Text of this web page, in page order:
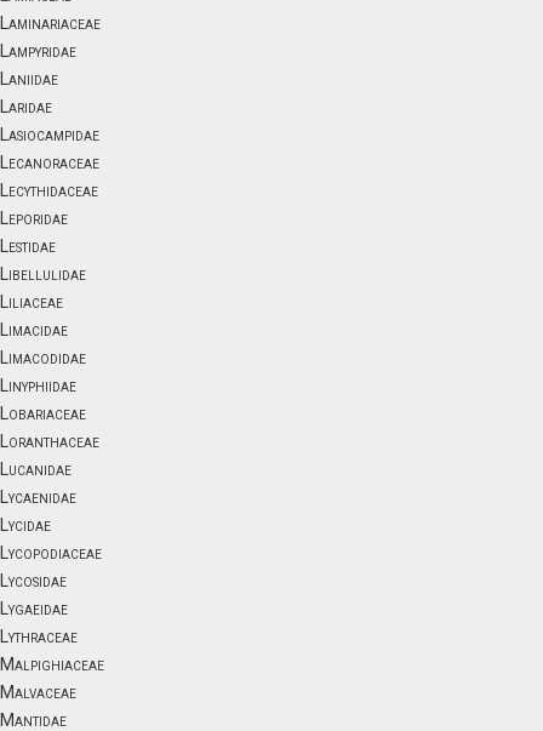
Laminariaceae
Lampyridae
Laniidae
Laridae
Lasiocampidae
Lecanoraceae
Lecythidaceae
Leporidae
Lestidae
Libellulidae
Liliaceae
Limacidae
Limacodidae
Linyphiidae
Lobariaceae
Loranthaceae
Lucanidae
Lycaenidae
Lycidae
Lycopodiaceae
Lycosidae
Lygaeidae
Lythraceae
Malpighiaceae
Malvaceae
Mantidae